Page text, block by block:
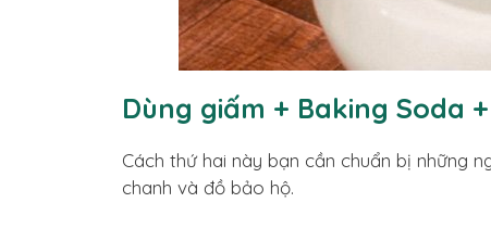
Dùng giấm + Baking Soda
Cách thứ hai này bạn cần chuẩn bị những
chanh và đồ bảo hộ.